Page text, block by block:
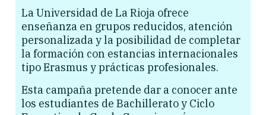
La Universidad de La Rioja ofrece
enseñanza en grupos reducidos, atención
personalizada y la posibilidad de completar
la formación con estancias internacionales
tipo Erasmus y prácticas profesionales.
Esta campaña pretende dar a conocer ante
los estudiantes de Bachillerato y Ciclo